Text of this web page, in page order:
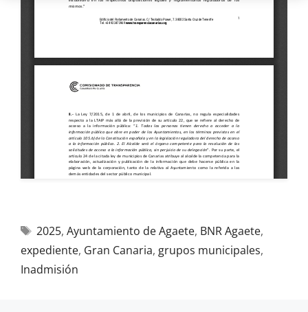
2025, Ayuntamiento de Agaete, BNR Agaete,
expediente, Gran Canaria, grupos municipales,
Inadmisión